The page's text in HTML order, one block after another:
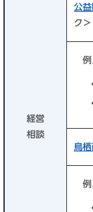
経営
相談
公
ク＞
例
鳥
例